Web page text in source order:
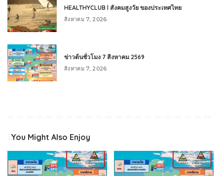
HEALTHYCLUB l สังคมสูงวัย ของประเทศไทย
สิงหาคม 7, 2026
ข่าวต้นชั่วโมง 7 สิงหาคม 2569
สิงหาคม 7, 2026
You Might Also Enjoy